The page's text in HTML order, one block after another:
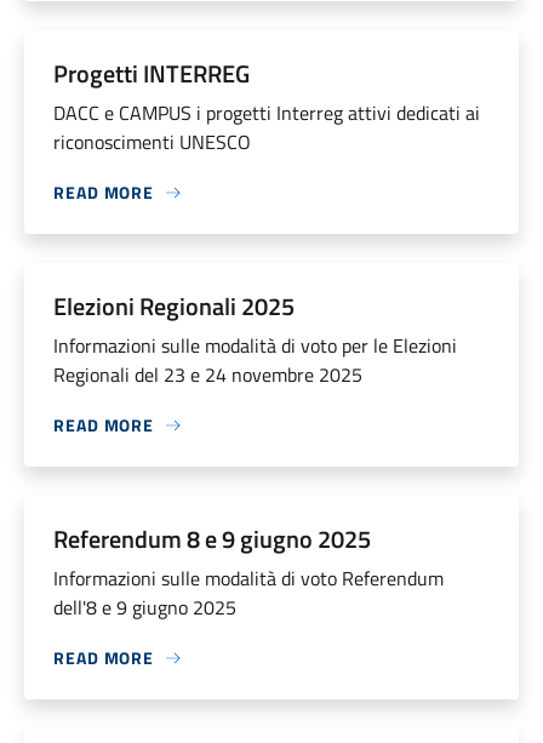
Progetti INTERREG
DACC e CAMPUS i progetti Interreg attivi dedicati ai
riconoscimenti UNESCO
READ MORE
Elezioni Regionali 2025
Informazioni sulle modalità di voto per le Elezioni
Regionali del 23 e 24 novembre 2025
READ MORE
Referendum 8 e 9 giugno 2025
Informazioni sulle modalità di voto Referendum
dell'8 e 9 giugno 2025
READ MORE